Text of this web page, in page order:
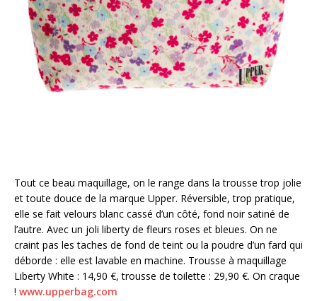
Tout ce beau maquillage, on le range dans la trousse trop jolie
et toute douce de la marque Upper. Réversible, trop pratique,
elle se fait velours blanc cassé d’un côté, fond noir satiné de
l’autre. Avec un joli liberty de fleurs roses et bleues. On ne
craint pas les taches de fond de teint ou la poudre d’un fard qui
déborde : elle est lavable en machine. Trousse à maquillage
Liberty White : 14,90 €, trousse de toilette : 29,90 €. On craque
! www.upperbag.com